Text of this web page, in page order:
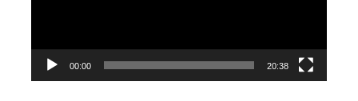
00:00 20:38